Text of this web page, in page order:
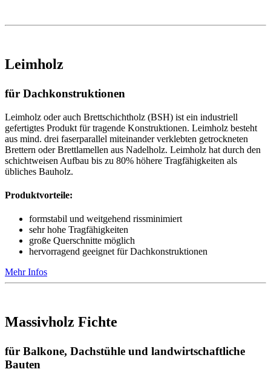
Leimholz
für Dachkonstruktionen
Leimholz oder auch Brettschichtholz (BSH) ist ein industriell
gefertigtes Produkt für tragende Konstruktionen. Leimholz besteht
aus mind. drei faserparallel miteinander verklebten getrockneten
Brettern oder Brettlamellen aus Nadelholz. Leimholz hat durch den
schichtweisen Aufbau bis zu 80% höhere Tragfähigkeiten als
übliches Bauholz.
Produktvorteile:
formstabil und weitgehend rissminimiert
sehr hohe Tragfähigkeiten
große Querschnitte möglich
hervorragend geeignet für Dachkonstruktionen
Mehr Infos
Massivholz Fichte
für Balkone, Dachstühle und landwirtschaftliche
Bauten